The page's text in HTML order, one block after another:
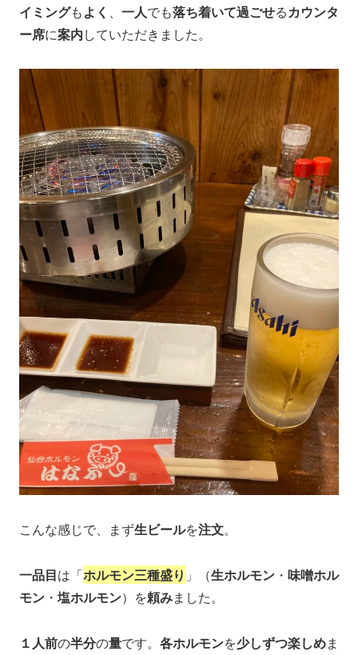
イミングもよく 、 一人でも落ち着いて過ごせるカウンタ
ー席に案内していただきました。
こんな感じで、まず生ビールを注文。
一品目は「ホルモン三種盛り 」（生ホルモン ・ 味噌ホル
モン ・ 塩ホルモン）を頼みました。
１人前の半分の量です。 各ホルモンを少しずつ楽しめま